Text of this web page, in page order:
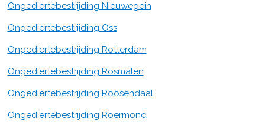
Ongediertebestrijding Nieuwegein
Ongediertebestrijding Oss
Ongediertebestrijding Rotterdam
Ongediertebestrijding Rosmalen
Ongediertebestrijding Roosendaal
Ongediertebestrijding Roermond